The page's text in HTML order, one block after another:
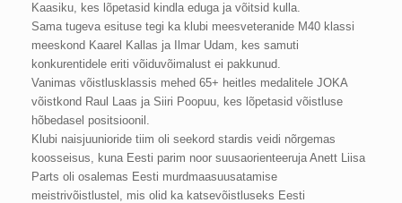
Kaasiku, kes lõpetasid kindla eduga ja võitsid kulla.
Sama tugeva esituse tegi ka klubi meesveteranide M40 klassi
meeskond Kaarel Kallas ja Ilmar Udam, kes samuti
konkurentidele eriti võiduvõimalust ei pakkunud.
Vanimas võistlusklassis mehed 65+ heitles medalitele JOKA
võistkond Raul Laas ja Siiri Poopuu, kes lõpetasid võistluse
hõbedasel positsioonil.
Klubi naisjuunioride tiim oli seekord stardis veidi nõrgemas
koosseisus, kuna Eesti parim noor suusaorienteeruja Anett Liisa
Parts oli osalemas Eesti murdmaasuusatamise
meistrivõistlustel, mis olid ka katsevõistluseks Eesti